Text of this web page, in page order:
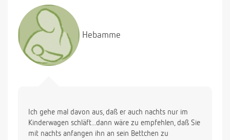
Hebamme
Ich gehe mal davon aus, daß er auch nachts nur im
Kinderwagen schläft...dann wäre zu empfehlen, daß Sie
mit nachts anfangen ihn an sein Bettchen zu